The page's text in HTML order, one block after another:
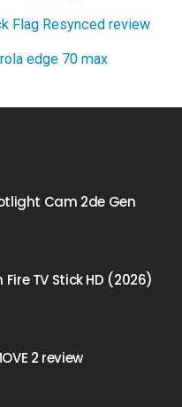
Flag Resynced review
edge 70 max
Cam 2de Gen
TV Stick HD (2026)
2 review